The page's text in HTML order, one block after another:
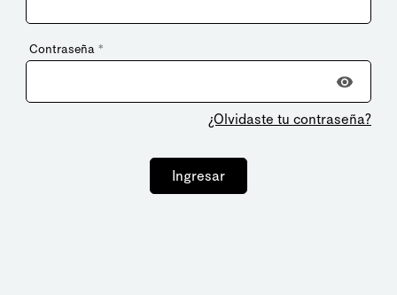
Contraseña *
¿Olvidaste tu contraseña?
Ingresar